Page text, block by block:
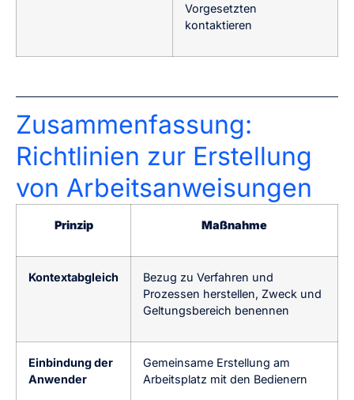
Vorgesetzten
kontaktieren
Zusammenfassung:
Richtlinien zur Erstellung
von Arbeitsanweisungen
Prinzip Maßnahme
Kontextabgleich
Bezug zu Verfahren und
Prozessen herstellen, Zweck und
Geltungsbereich benennen
Einbindung der
Anwender
Gemeinsame Erstellung am
Arbeitsplatz mit den Bedienern